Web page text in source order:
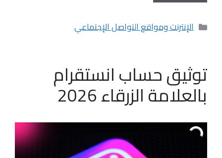
التصنيفات
الإنترنت ومواقع التواصل الإجتماعي
توثيق حساب انستقرام
بالعلامة الزرقاء 2026